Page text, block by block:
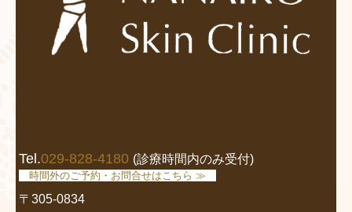
Tel.029-828-4180 (診療時間内のみ受付)
時間外のご予約・お問合せはこちら ≫
〒305-0834